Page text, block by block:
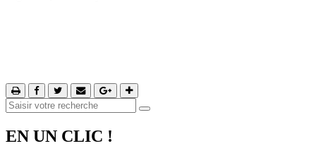
EN UN CLIC !